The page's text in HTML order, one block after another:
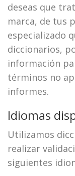
deseas que
marca, de tus
especializado
diccionarios,
información
términos no
informes.
Idiomas
Utilizamos
realizar
siguientes